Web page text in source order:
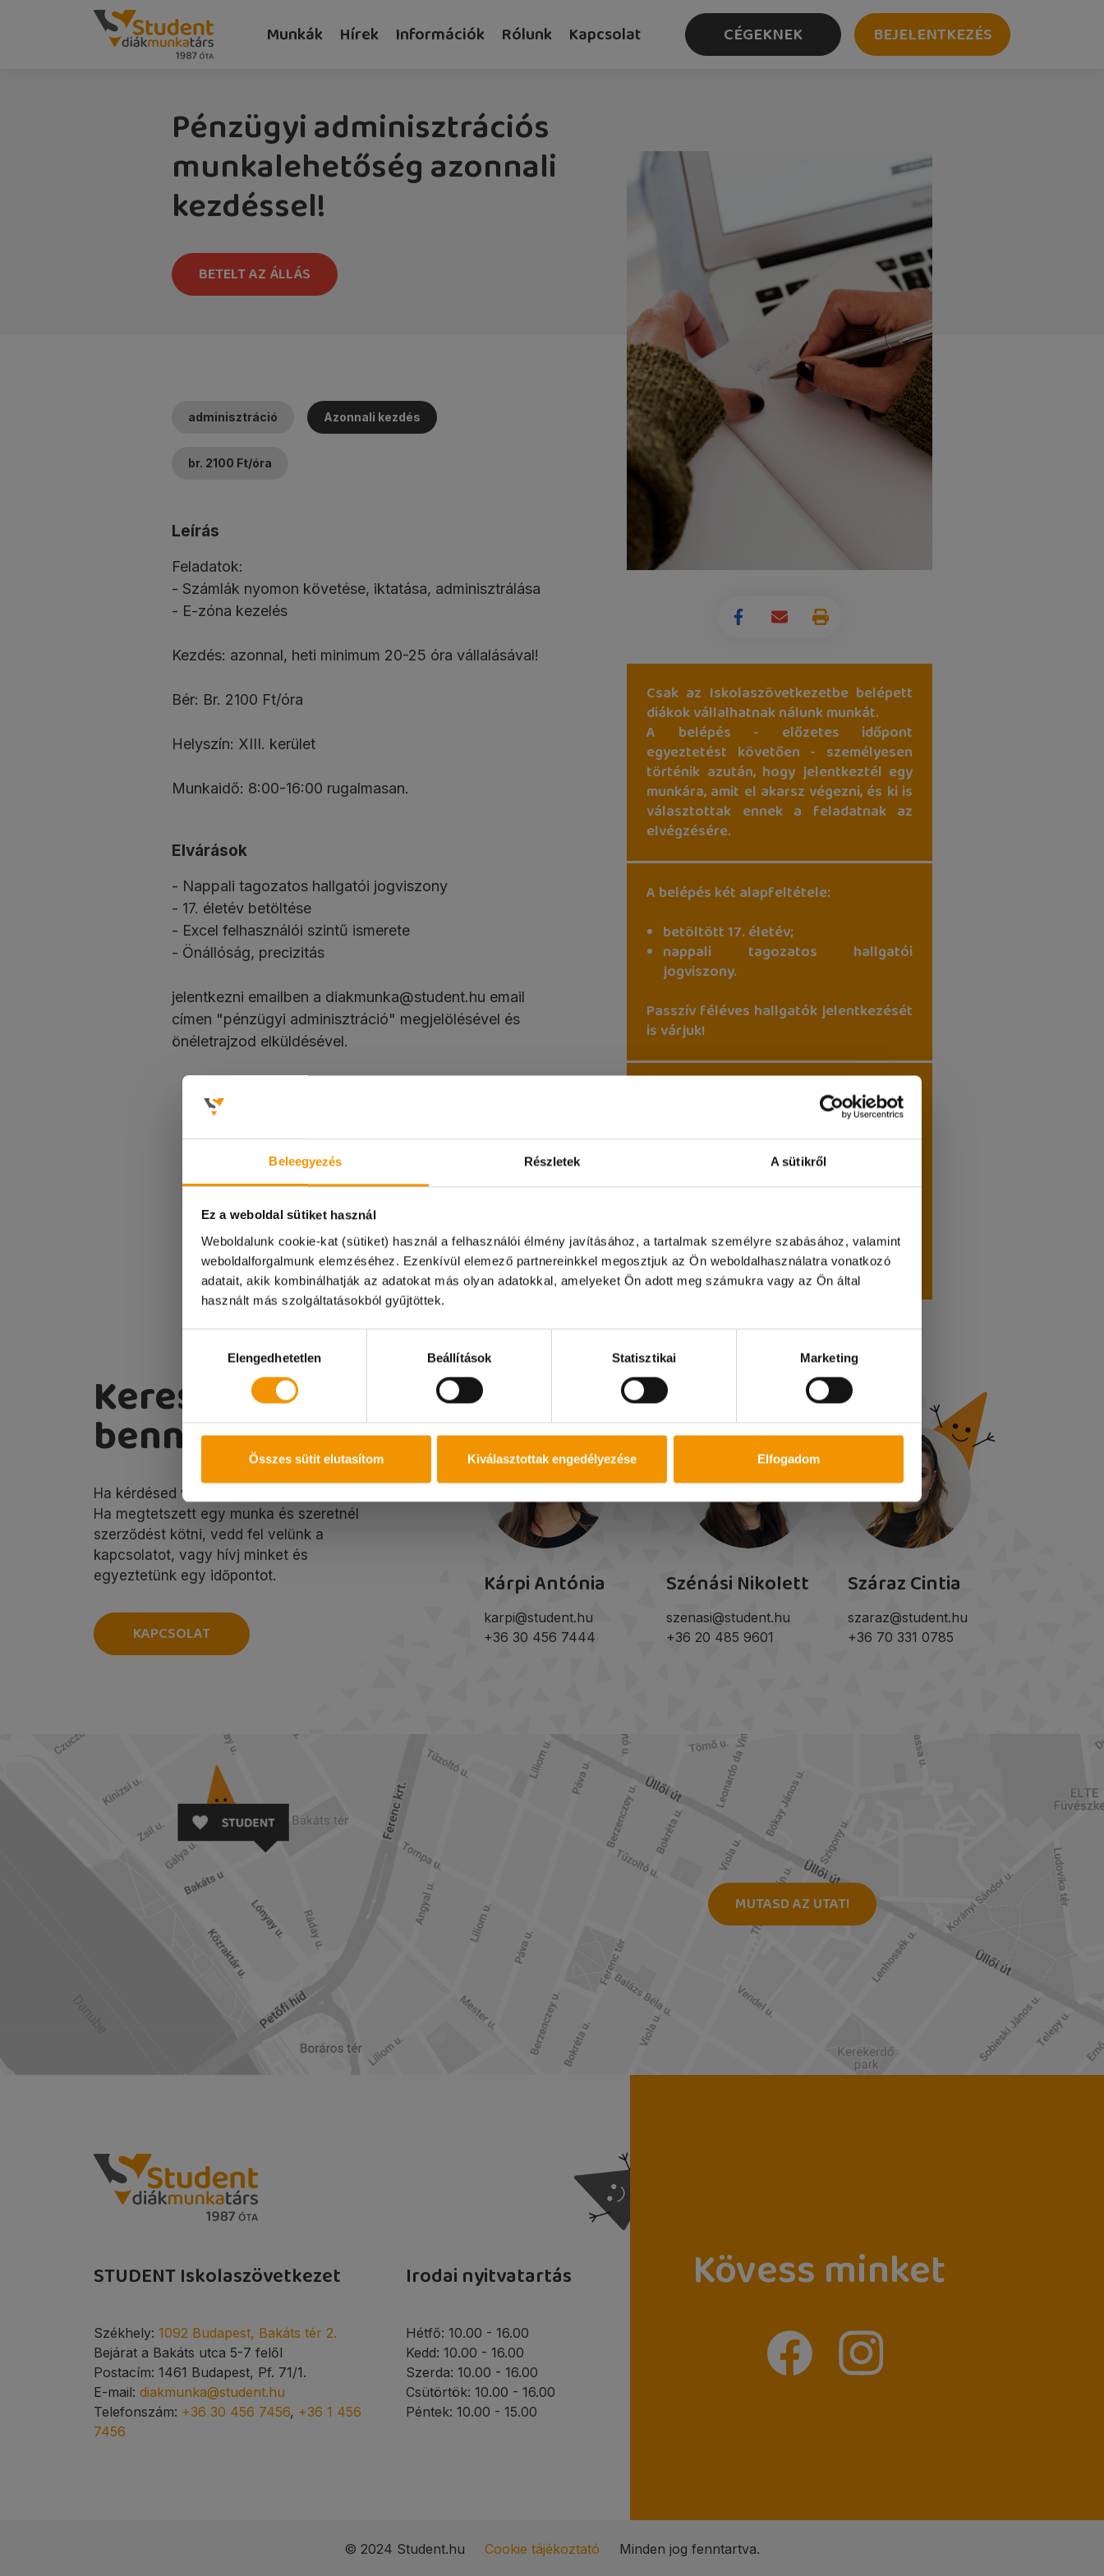
Beleegyezés Részletek A sütikről
Ez a weboldal sütiket használ
Weboldalunk cookie-kat (sütiket) használ a felhasználói élmény javításához, a tartalmak személyre szabásához, valamint
weboldalforgalmunk elemzéséhez. Ezenkívül elemező partnereinkkel megosztjuk az Ön weboldalhasználatra vonatkozó
adatait, akik kombinálhatják az adatokat más olyan adatokkal, amelyeket Ön adott meg számukra vagy az Ön által
használt más szolgáltatásokból gyűjtöttek.
kiválasztásaElengedhetetlen Beállítások Statisztikai Marketing
Összes sütit elutasítom Kiválasztottak engedélyezése Elfogadom
Kedves Diákok!
A 08.08-i munkanapon irodánk zárva tart és online ügyintézésre sincs lehetőség!
Munkák Hírek Információk Rólunk Kapcsolat CÉGEKNEK BEJELENTKEZÉS
Pénzügyi adminisztrációs
munkalehetőség azonnali
kezdéssel!
BETELT AZ ÁLLÁS
adminisztráció Azonnali kezdés
br. 2100 Ft/óra
Leírás
Feladatok:
- Számlák nyomon követése, iktatása, adminisztrálása
- E-zóna kezelés
Kezdés: azonnal, heti minimum 20-25 óra vállalásával!
Bér: Br. 2100 Ft/óra
Helyszín: XIII. kerület
Munkaidő: 8:00-16:00 rugalmasan.
Elvárások
- Nappali tagozatos hallgatói jogviszony
- 17. életév betöltése
- Excel felhasználói szintű ismerete
- Önállóság, precizitás
jelentkezni emailben a diakmunka@student.hu email
címen "pénzügyi adminisztráció" megjelölésével és
önéletrajzod elküldésével.
Csak az Iskolaszövetkezetbe belépett
diákok vállalhatnak nálunk munkát.
A belépés - előzetes időpont
egyeztetést követően - személyesen
történik azután, hogy jelentkeztél egy
munkára, amit el akarsz végezni, és ki is
választottak ennek a feladatnak az
elvégzésére.
A belépés két alapfeltétele:
betöltött 17. életév;
nappali tagozatos hallgatói
jogviszony.
Passzív féléves hallgatók jelentkezését
is várjuk!
A belépéshez feltétlenül hozd
személyi igazolványodat;
lakcímkártyádat;
diákigazolványodat;
TAJ kártyádat;
magyarországi
bankszámlaszámodat.
Keress
bennünket!
Ha kérdésed van, szívesen segítünk!
Ha megtetszett egy munka és szeretnél
szerződést kötni, vedd fel velünk a
kapcsolatot, vagy hívj minket és
egyeztetünk egy időpontot.
KAPCSOLAT
Kárpi Antónia
karpi@student.hu
+36 30 456 7444
Szénási Nikolett
szenasi@student.hu
+36 20 485 9601
Száraz Cintia
szaraz@student.hu
+36 70 331 0785
MUTASD AZ UTAT!
STUDENT Iskolaszövetkezet
Székhely: 1092 Budapest, Bakáts tér 2.
Bejárat a Bakáts utca 5-7 felől
Postacím: 1461 Budapest, Pf. 71/1.
E-mail: diakmunka@student.hu
Telefonszám: +36 30 456 7456, +36 1 456
7456
Irodai nyitvatartás
Hétfő: 10.00 - 16.00
Kedd: 10.00 - 16.00
Szerda: 10.00 - 16.00
Csütörtök: 10.00 - 16.00
Péntek: 10.00 - 15.00
Kövess minket
© 2024 Student.hu Cookie tájékoztató Minden jog fenntartva.